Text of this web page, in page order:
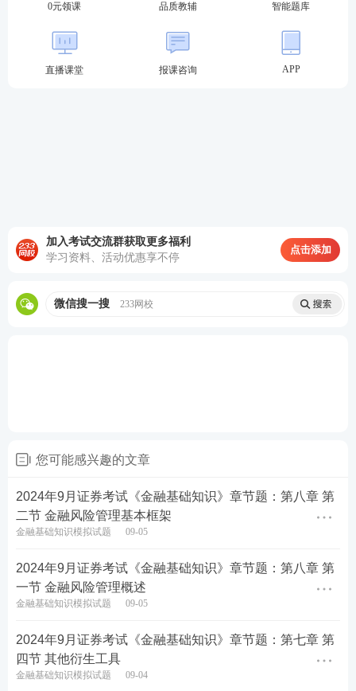
查看答案
证券从业资格考试机考模拟系统：
每人仅限领取1科，数量有限！
0元领课 品质教辅 智能题库
直播课堂 报课咨询 APP
加入考试交流群获取更多福利
学习资料、活动优惠享不停
点击添加
微信搜一搜 233网校
您可能感兴趣的文章
2024年9月证券考试《金融基础知识》章节题：第八章 第
二节 金融风险管理基本框架
金融基础知识模拟试题 09-05
2024年9月证券考试《金融基础知识》章节题：第八章 第
一节 金融风险管理概述
金融基础知识模拟试题 09-05
2024年9月证券考试《金融基础知识》章节题：第七章 第
四节 其他衍生工具
金融基础知识模拟试题 09-04